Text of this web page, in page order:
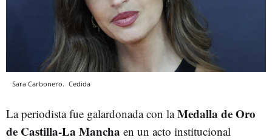
Sara Carbonero. Cedida
La periodista fue galardonada con laMedalla de Oro
de Castilla-La Mancha en un acto institucional